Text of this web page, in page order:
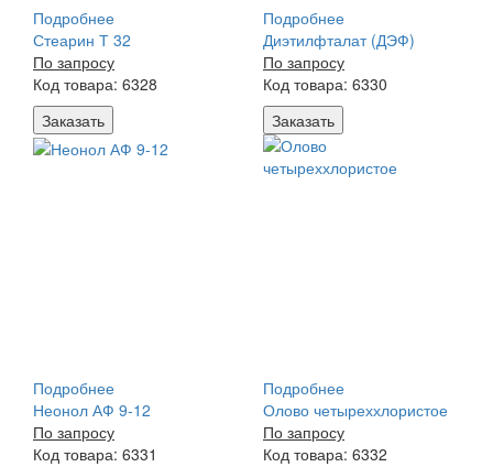
Подробнее
Стеарин Т 32
По запросу
Код товара: 6328
Заказать
Подробнее
Диэтилфталат (ДЭФ)
По запросу
Код товара: 6330
Заказать
Подробнее
Неонол АФ 9-12
По запросу
Код товара: 6331
Подробнее
Олово четыреххлористое
По запросу
Код товара: 6332